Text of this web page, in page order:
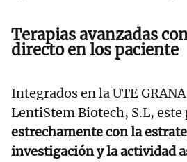
Terapias avanzadas
directo en los paciente
Integrados en la UTE
LentiStem Biotech, S.L, este
estrechamente con la
investigación y la actividad